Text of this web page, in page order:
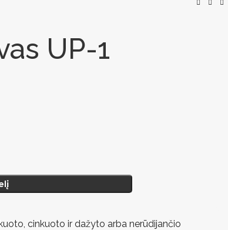
UP-1
cinkuoto ir dažyto arba nerūdijančio